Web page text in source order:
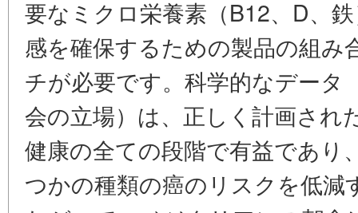
要なミクロ栄養素（B12、D、
感を確保するための製品の組み
チが必要です。科学的なデータ
会の立場）は、正しく計画され
健康の全ての段階で有益であり
つかの種類の癌のリスクを低